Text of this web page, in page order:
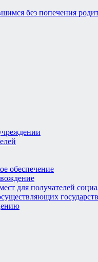
обеспечение
для получателей